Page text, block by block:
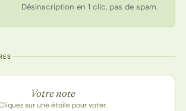
Désinscription en 1 clic, pas de spam.
Votre note
sur une étoile pour voter.